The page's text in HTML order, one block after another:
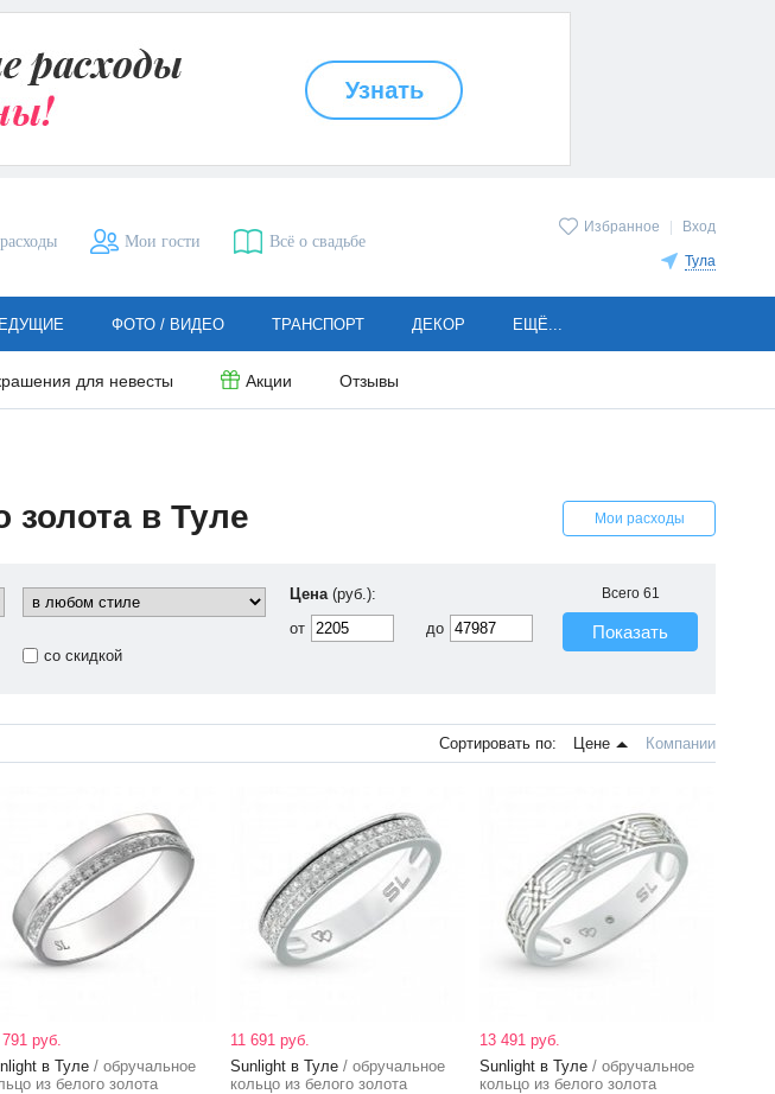
Избранное Вход
Тула
Мои гости Всё о свадьбе
для невесты Акции Отзывы
ФОТО / ВИДЕО ТРАНСПОРТ ДЕКОР ЕЩЁ...
Мои расходы
золота в Туле
со скидкой
Цена(руб.):
от
до
Всего 61
Показать
Сортировать по: Цене Компании
руб.
в Туле / обручальное
из белого золота
11 691 руб.
Sunlight в Туле / обручальное
кольцо из белого золота
13 491 руб.
Sunlight в Туле / обручальное
кольцо из белого золота